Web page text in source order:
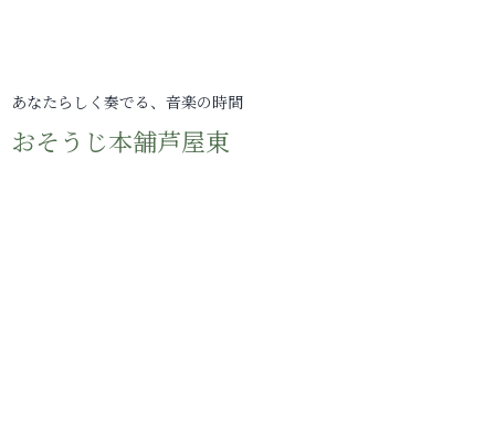
あなたらしく奏でる、音楽の時間
おそうじ本舗芦屋東